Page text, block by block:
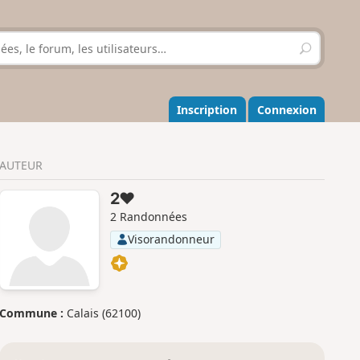
R
e
h
e
r
r
Inscription Connexion
AUTEUR
2❤️
2 Randonnées
Visorandonneur
Commune : Calais (62100)